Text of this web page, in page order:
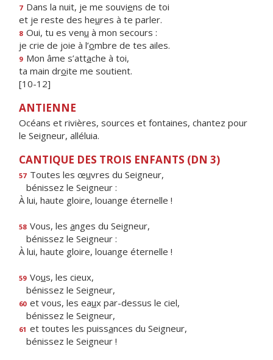
7 Dans la nuit, je me souviens de toi
et je reste des heures à te parler.
8 Oui, tu es venu à mon secours :
je crie de joie à l’ombre de tes ailes.
9 Mon âme s’attache à toi,
ta main droite me soutient.
[10-12]
ANTIENNE
Océans et rivières, sources et fontaines, chantez pour
le Seigneur, alléluia.
CANTIQUE DES TROIS ENFANTS (DN 3)
57 Toutes les œuvres du Seigneur,
bénissez le Seigneur :
À lui, haute gloire, louange éternelle !
58 Vous, les anges du Seigneur,
bénissez le Seigneur :
À lui, haute gloire, louange éternelle !
59 Vous, les cieux,
bénissez le Seigneur,
60 et vous, les eaux par-dessus le ciel,
bénissez le Seigneur,
61 et toutes les puissances du Seigneur,
bénissez le Seigneur !